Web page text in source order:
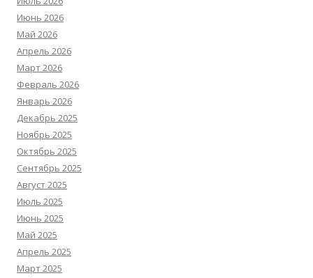
Июнь 2026
Май 2026
Апрель 2026
Март 2026
Февраль 2026
Январь 2026
Декабрь 2025
Ноябрь 2025
Октябрь 2025
Сентябрь 2025
Август 2025
Июль 2025
Июнь 2025
Май 2025
Апрель 2025
Март 2025